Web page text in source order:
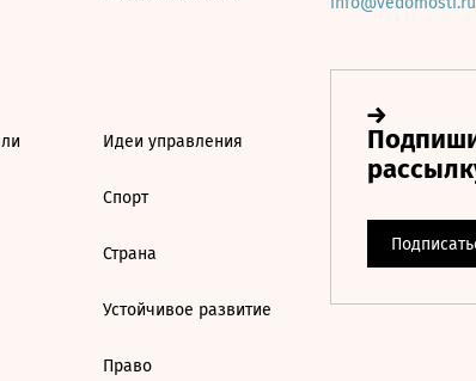
Идеи управления
Спорт
Страна
Устойчивое развитие
Право